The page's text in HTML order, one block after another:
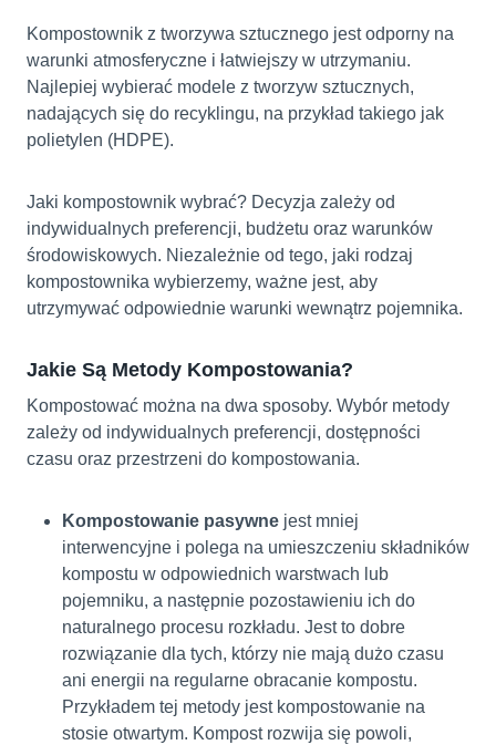
Kompostownik z tworzywa sztucznego jest odporny na
warunki atmosferyczne i łatwiejszy w utrzymaniu.
Najlepiej wybierać modele z tworzyw sztucznych,
nadających się do recyklingu, na przykład takiego jak
polietylen (HDPE).
Jaki kompostownik wybrać? Decyzja zależy od
indywidualnych preferencji, budżetu oraz warunków
środowiskowych. Niezależnie od tego, jaki rodzaj
kompostownika wybierzemy, ważne jest, aby
utrzymywać odpowiednie warunki wewnątrz pojemnika.
Jakie Są Metody Kompostowania?
Kompostować można na dwa sposoby. Wybór metody
zależy od indywidualnych preferencji, dostępności
czasu oraz przestrzeni do kompostowania.
Kompostowanie pasywne jest mniej
interwencyjne i polega na umieszczeniu składników
kompostu w odpowiednich warstwach lub
pojemniku, a następnie pozostawieniu ich do
naturalnego procesu rozkładu. Jest to dobre
rozwiązanie dla tych, którzy nie mają dużo czasu
ani energii na regularne obracanie kompostu.
Przykładem tej metody jest kompostowanie na
stosie otwartym. Kompost rozwija się powoli,